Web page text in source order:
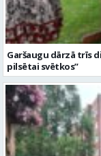
Garšaugu dārzā trīs
pilsētai svētkos”